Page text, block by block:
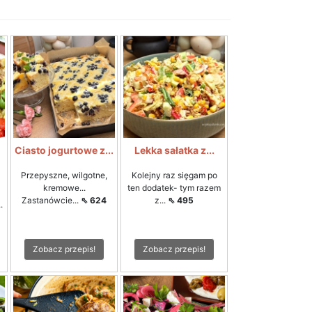
Ciasto jogurtowe z...
Przepyszne, wilgotne,
kremowe...
Zastanówcie... ⇖ 624
Zobacz przepis!
Lekka sałatka z...
Kolejny raz sięgam po
ten dodatek- tym razem
z... ⇖ 495
Zobacz przepis!